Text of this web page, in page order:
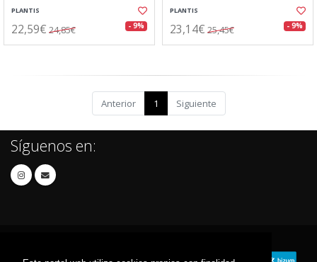
PLANTIS
22,59€ 24,85€ - 9%
PLANTIS
23,14€ 25,45€ - 9%
Anterior 1 Siguiente
Síguenos en: